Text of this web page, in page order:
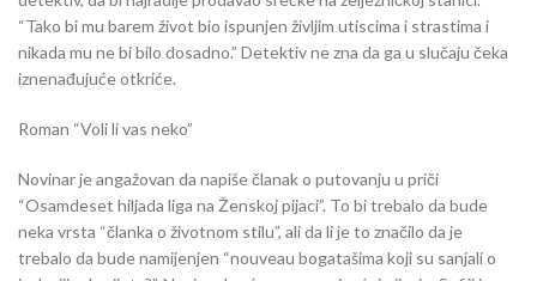
“Tako bi mu barem život bio ispunjen življim utiscima i strastima i
nikada mu ne bi bilo dosadno.” Detektiv ne zna da ga u slučaju čeka
iznenađujuće otkriće.
Roman “Voli li vas neko”
Novinar je angažovan da napiše članak o putovanju u priči
“Osamdeset hiljada liga na Ženskoj pijaci”. To bi trebalo da bude
neka vrsta “članka o životnom stilu”, ali da li je to značilo da je
trebalo da bude namijenjen “nouveau bogatašima koji su sanjali o